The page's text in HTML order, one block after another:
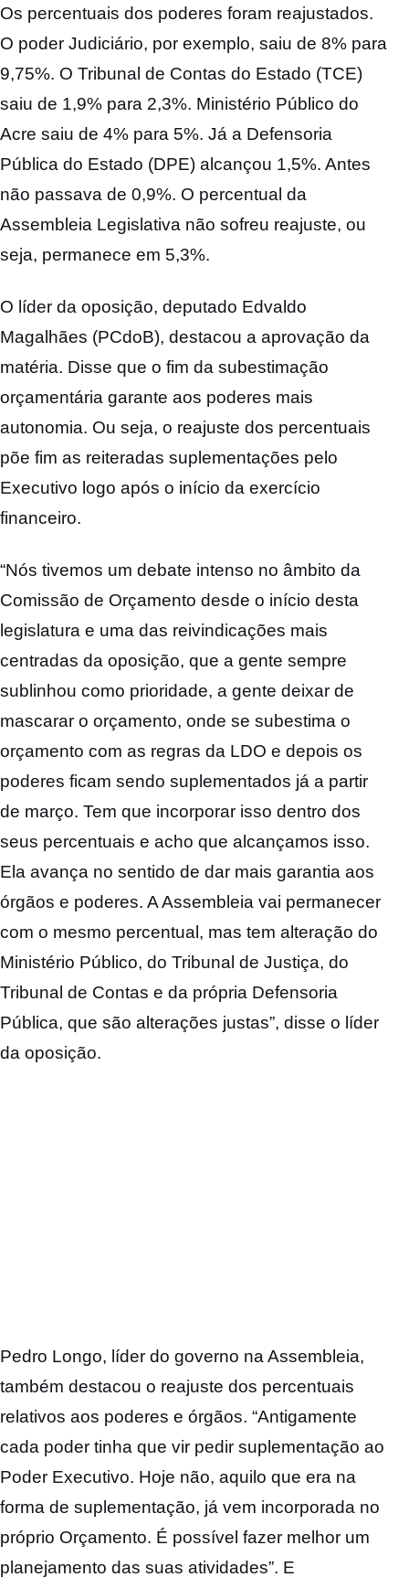
Os percentuais dos poderes foram reajustados.
O poder Judiciário, por exemplo, saiu de 8% para
9,75%. O Tribunal de Contas do Estado (TCE)
saiu de 1,9% para 2,3%. Ministério Público do
Acre saiu de 4% para 5%. Já a Defensoria
Pública do Estado (DPE) alcançou 1,5%. Antes
não passava de 0,9%. O percentual da
Assembleia Legislativa não sofreu reajuste, ou
seja, permanece em 5,3%.
O líder da oposição, deputado Edvaldo
Magalhães (PCdoB), destacou a aprovação da
matéria. Disse que o fim da subestimação
orçamentária garante aos poderes mais
autonomia. Ou seja, o reajuste dos percentuais
põe fim as reiteradas suplementações pelo
Executivo logo após o início da exercício
financeiro.
“Nós tivemos um debate intenso no âmbito da
Comissão de Orçamento desde o início desta
legislatura e uma das reivindicações mais
centradas da oposição, que a gente sempre
sublinhou como prioridade, a gente deixar de
mascarar o orçamento, onde se subestima o
orçamento com as regras da LDO e depois os
poderes ficam sendo suplementados já a partir
de março. Tem que incorporar isso dentro dos
seus percentuais e acho que alcançamos isso.
Ela avança no sentido de dar mais garantia aos
órgãos e poderes. A Assembleia vai permanecer
com o mesmo percentual, mas tem alteração do
Ministério Público, do Tribunal de Justiça, do
Tribunal de Contas e da própria Defensoria
Pública, que são alterações justas”, disse o líder
da oposição.
Pedro Longo, líder do governo na Assembleia,
também destacou o reajuste dos percentuais
relativos aos poderes e órgãos. “Antigamente
cada poder tinha que vir pedir suplementação ao
Poder Executivo. Hoje não, aquilo que era na
forma de suplementação, já vem incorporada no
próprio Orçamento. É possível fazer melhor um
planejamento das suas atividades”. E